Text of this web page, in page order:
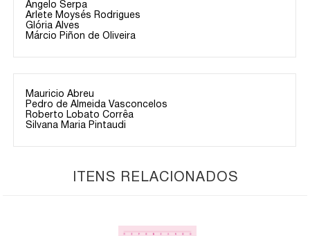
Angelo Serpa
Arlete Moysés Rodrigues
Glória Alves
Márcio Piñon de Oliveira
Mauricio Abreu
Pedro de Almeida Vasconcelos
Roberto Lobato Corrêa
Silvana Maria Pintaudi
ITENS RELACIONADOS